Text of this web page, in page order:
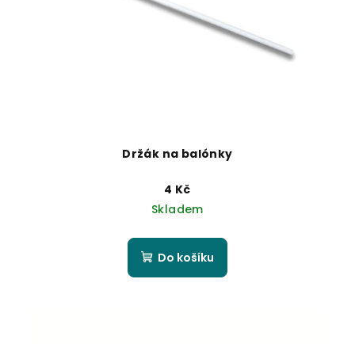
Držák na balónky
4 Kč
Skladem
Do košíku